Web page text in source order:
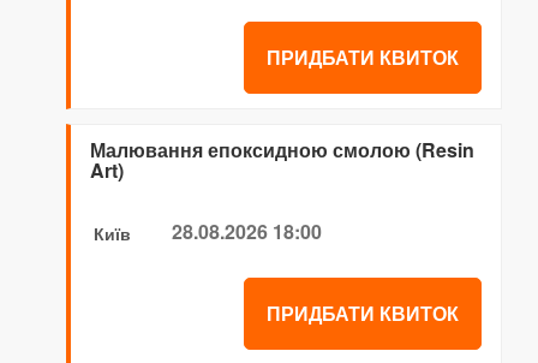
ПРИДБАТИ КВИТОК
Малювання епоксидною смолою (Resin
Art)
Київ 28.08.2026 18:00
ПРИДБАТИ КВИТОК